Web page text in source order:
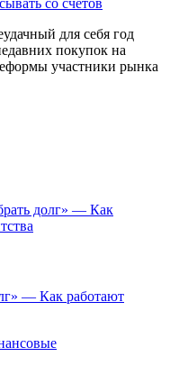
со счетов
для себя год
покупок на
участники рынка
— Как работают